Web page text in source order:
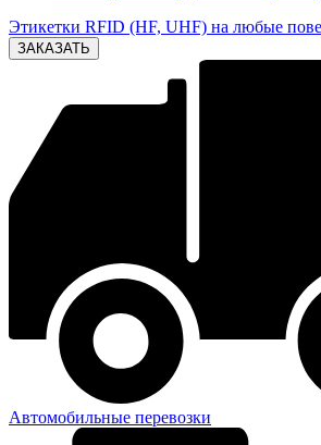
Этикетки RFID (HF, UHF) на любые
Автомобильные перевозки